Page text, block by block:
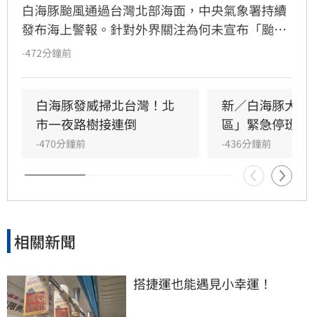
白海豚颱風通過台灣北部海面，中央氣象署持續
發布海上警報。針對外界關注為何未宣布「颱風
整備假」，台北市長蔣萬安說明，因未發布陸上
午至傍晚經過北部上方後趨緩，蔣萬安呼籲民眾
請盡量待在家中，避免前往山區或海邊，務必留
意自身安全。
-472分鐘前
白海豚發威掃北台灣！北
市一夜路樹接連倒
-470分鐘前
新／白海豚大
區」緊急停班課
-436分鐘前
相關新聞
搭捷運也能遇見小幸運！